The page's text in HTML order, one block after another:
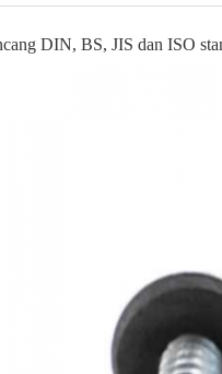
DIN, BS, JIS dan ISO